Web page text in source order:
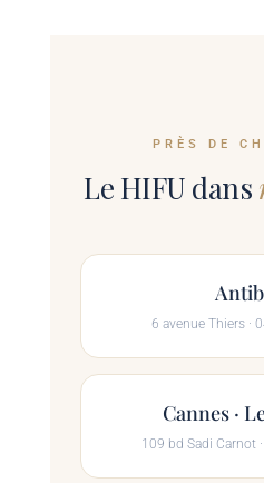
PRÈS DE
Le HIFU dans
6 avenue Thiers ·
Cannes ·
109 bd Sadi Carnot